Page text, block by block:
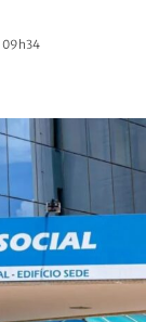
09h34